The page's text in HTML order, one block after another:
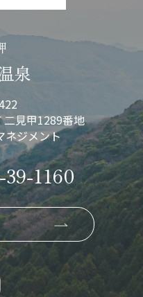
泉
見甲1289番地
ネジメント
1160